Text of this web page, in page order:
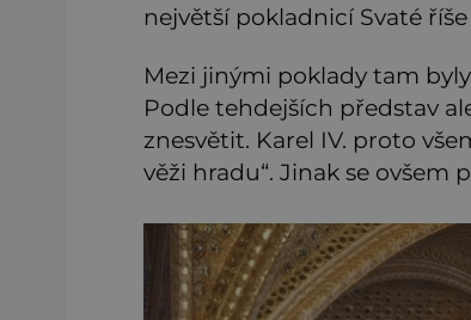
největší pokladnicí Svaté
Mezi jinými poklady tam
Podle tehdejších představ
znesvětit. Karel IV. proto
věži hradu“. Jinak se